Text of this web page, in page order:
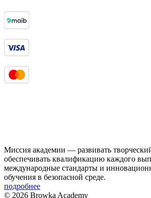
Миссия академии — развивать
обеспечивать квалификацию каждого
международные стандарты и
обучения в безопасной среде.
подробнее
© 2026 Browka Academy